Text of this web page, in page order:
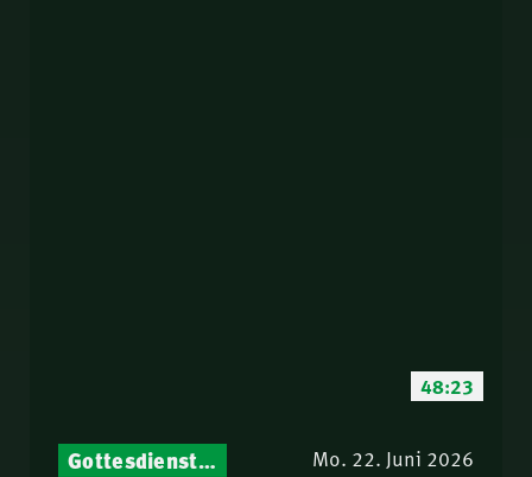
48:23
Gottesdienst-Botschaften – Jeden Sonntag neu: Aktuelle Predigten vom Mitternachtsruf Mo. 22. Juni 2026